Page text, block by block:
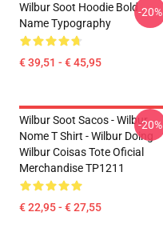
Wilbur Soot Hoodie Bold
Name Typography
€ 39,51 - € 45,95
-20%
Wilbur Soot Sacos - Wilbur
Nome T Shirt - Wilbur Doing
Wilbur Coisas Tote Oficial
Merchandise TP1211
€ 22,95 - € 27,55
-20%